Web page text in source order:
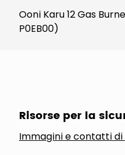
Ooni Karu 12 Gas
P0EB00)
Risorse per la
Immagini e contatti di